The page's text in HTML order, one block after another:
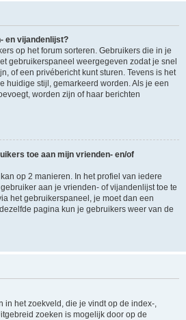
en vijandenlijst?
op het forum sorteren. Gebruikers die in je
gebruikerspaneel weergegeven zodat je snel
of een privébericht kunt sturen. Tevens is het
huidige stijl, gemarkeerd worden. Als je een
worden zijn of haar berichten
toe aan mijn vrienden- en/of
op 2 manieren. In het profiel van iedere
aan je vrienden- of vijandenlijst toe te
het gebruikerspaneel, je moet dan een
pagina kun je gebruikers weer van de
in het zoekveld, die je vindt op de index-,
zoeken is mogelijk door op de